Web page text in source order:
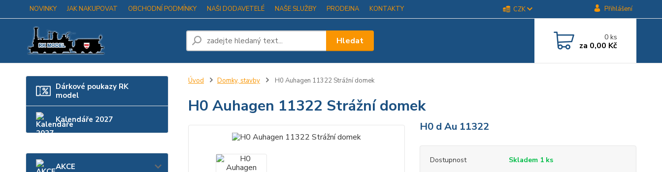
NOVINKY JAK NAKUPOVAT OBCHODNÍ PODMÍNKY NAŠI DODAVETELÉ NAŠE SLUŽBY PRODEJNA KONTAKTY CZK Přihlášení
Hledat 0ks
za 0,00 Kč
Dárkové poukazy RK
model
Kalendáře 2027
AKCE
Úvod Domky, stavby H0 Auhagen 11322 Strážní domek
H0 Auhagen 11322 Strážní domek
H0 d Au 11322
Dostupnost Skladem 1 ks